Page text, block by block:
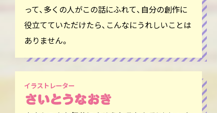
って、多くの人がこの話にふれて、自分の創作に
役立てていただけたら、こんなにうれしいことは
ありません。
イラストレーター